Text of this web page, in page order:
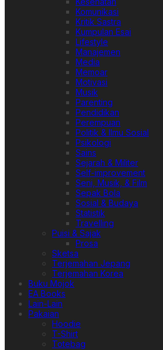
Komunikasi
Kritik Sastra
Kumpulan Esai
Lifestyle
Manajemen
Media
Memoar
Motivasi
Musik
Parenting
Pendidikan
Perempuan
Politik & Ilmu Sosial
Psikologi
Sains
Sejarah & Militer
Self-improvement
Seni, Musik, & Film
Sepak Bola
Sosial & Budaya
Statistik
Travelling
Puisi & Sajak
Prosa
Sketsa
Terjemahan Jepang
Terjemahan Korea
Buku Mojok
EA Books
Lain-Lain
Pakaian
Hoodie
T-Shirt
Totebag